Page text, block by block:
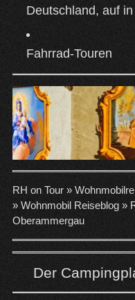
Deutschland, auf
Fahrrad-Touren
RH on Tour »
» Wohnmobil Reiseblog»
Oberammergau
Der